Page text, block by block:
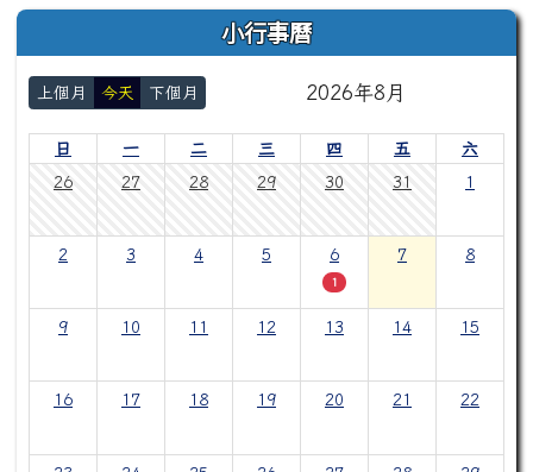
教育部國民及學前教育署114學年度校園菸
檳危害防制教育「影爆倡議」短片競賽榮獲-優
等
藝術與人文活動 四年級班級才藝展演，成
績公告。
績優異!!!
教育部國民及學前教育署115年（114學年
度）「校園珍惜健保AI創作實境秀」創意影片
教育部國民及學前教育署114學年度校園菸
小行事曆
上個月 今天 下個月 2026年8月
日 一 二 三 四 五
六
26
27 28 29 30 31 1
2 3 4 5 6
1
7 8
9 10 11 12 13 14 15
16 17 18 19 20 21 22